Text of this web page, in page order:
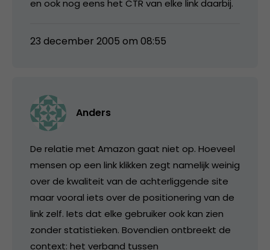
en ook nog eens het CTR van elke link daarbij.
23 december 2005 om 08:55
Anders
De relatie met Amazon gaat niet op. Hoeveel
mensen op een link klikken zegt namelijk weinig
over de kwaliteit van de achterliggende site
maar vooral iets over de positionering van de
link zelf. Iets dat elke gebruiker ook kan zien
zonder statistieken. Bovendien ontbreekt de
context: het verband tussen